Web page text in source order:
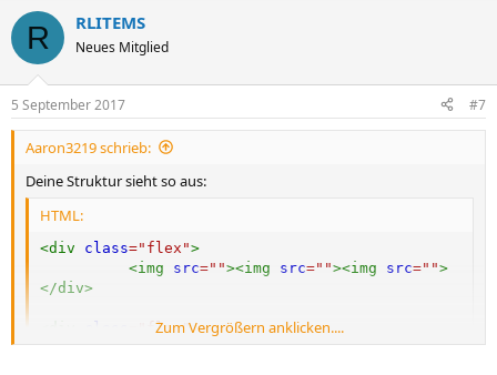
k
i
n
e
n
R RLITEMS
Neues Mitglied
5 September 2017 #7
Aaron3219 schrieb:
Deine Struktur sieht so aus:
HTML:
<div class=" flex ">
<img src=" "><img src=" "><img src=" ">
</div>
flex">
<img src=""><img src=""><img src="">
Zum Vergrößern anklicken....